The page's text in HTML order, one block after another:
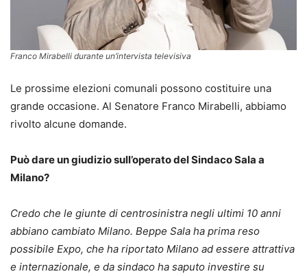
Franco Mirabelli durante un’intervista televisiva
Le prossime elezioni comunali possono costituire una
grande occasione. Al Senatore Franco Mirabelli, abbiamo
rivolto alcune domande.
Può dare un giudizio sull’operato del Sindaco Sala a
Milano?
Credo che le giunte di centrosinistra negli ultimi 10 anni
abbiano cambiato Milano. Beppe Sala ha prima reso
possibile Expo, che ha riportato Milano ad essere attrattiva
e internazionale, e da sindaco ha saputo investire su